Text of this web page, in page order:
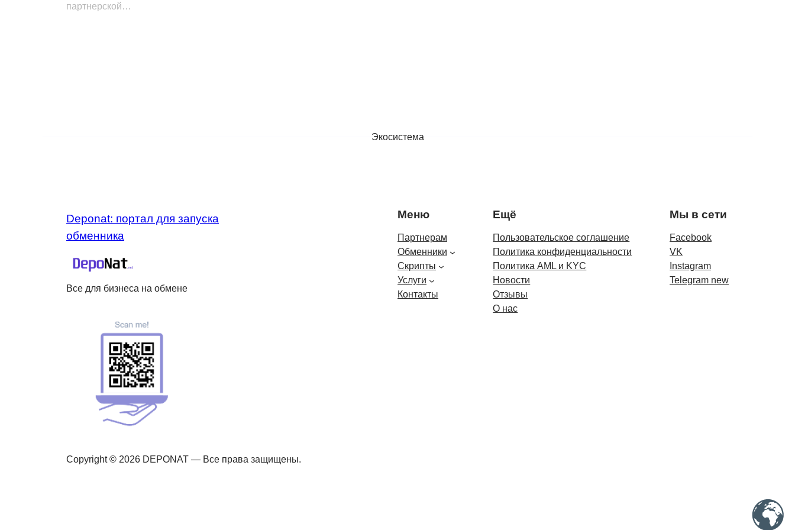
партнерской…
Экосистема
Deponat: портал для запуска
обменника
Все для бизнеса на обмене
Меню
Партнерам
Обменники
Скрипты
Услуги
Контакты
Ещё
Пользовательское соглашение
Политика конфиденциальности
Политика AML и KYC
Новости
Отзывы
О нас
Мы в сети
Facebook
VK
Instagram
Telegram new
Copyright © 2026 DEPONAT — Все права защищены.